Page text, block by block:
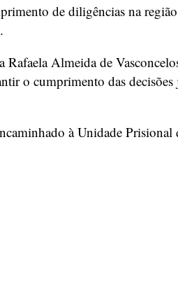
de diligências na
Almeida de
o cumprimento das
à Unidade